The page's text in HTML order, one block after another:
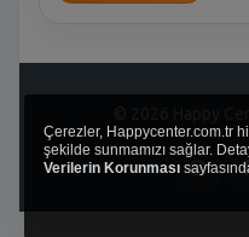
© 2026 Happy
Çerezler, Happycenter.com.tr
şekilde sunmamızı sağlar.
Verilerin Korunması